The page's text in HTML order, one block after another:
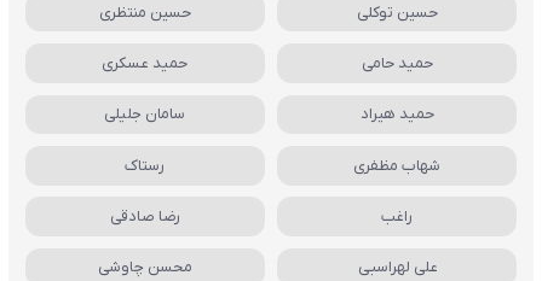
حسین توکلی حسین منتظری
حمید حامی حمید عسکری
حمید هیراد سامان جلیلی
شهاب مظفری رستاک
راغب رضا صادقی
علی لهراسبی محسن چاوشی